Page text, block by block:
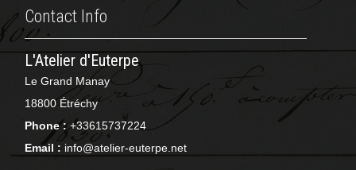
Contact Info
L'Atelier d'Euterpe
Le Grand Manay
18800 Étréchy
Phone : +33615737224
Email : info@atelier-euterpe.net